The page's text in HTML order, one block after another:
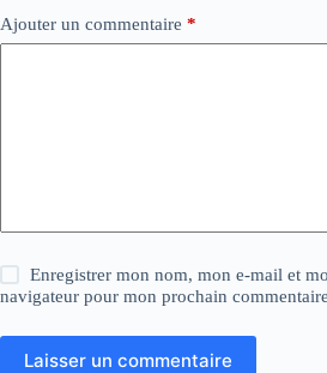
Ajouter un commentaire *
Enregistrer mon nom, mon e-mail et
navigateur pour mon prochain
Laisser un commentaire